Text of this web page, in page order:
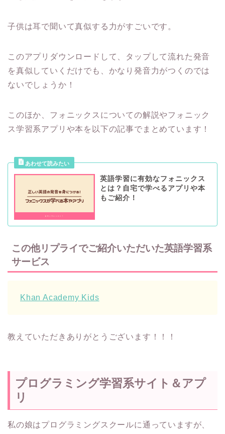
子供は耳で聞いて真似する力がすごいです。
このアプリダウンロードして、タップして流れた発音
を真似していくだけでも、かなり発音力がつくのでは
ないでしょうか！
このほか、フォニックスについての解説やフォニック
ス学習系アプリや本を以下の記事でまとめています！
英語学習に有効なフォニックス
とは？自宅で学べるアプリや本
もご紹介！
この他リプライでご紹介いただいた英語学習系
サービス
Khan Academy Kids
教えていただきありがとうございます！！！
プログラミング学習系サイト＆アプ
リ
私の娘はプログラミングスクールに通っていますが、